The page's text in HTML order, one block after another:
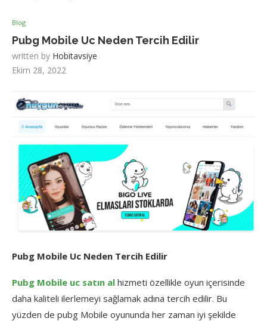
Blog
Pubg Mobile Uc Neden Tercih Edilir
written by Hobitavsiye
Ekim 28, 2022
Pubg Mobile Uc Neden Tercih Edilir
Pubg Mobile uc satın al hizmeti özellikle oyun içerisinde
daha kaliteli ilerlemeyi sağlamak adına tercih edilir. Bu
yüzden de pubg Mobile oyununda her zaman iyi şekilde